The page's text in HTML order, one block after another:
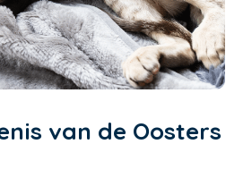
van de Oosters